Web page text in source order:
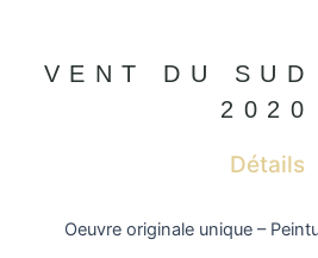
VENT DU
2020
Détails
Oeuvre originale unique –